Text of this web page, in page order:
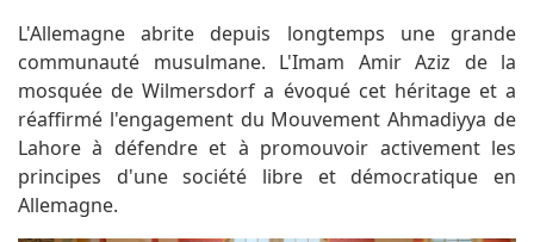
L'Allemagne abrite depuis longtemps une grande
communauté musulmane. L'Imam Amir Aziz de la
mosquée de Wilmersdorf a évoqué cet héritage et a
réaffirmé l'engagement du Mouvement Ahmadiyya de
Lahore à défendre et à promouvoir activement les
principes d'une société libre et démocratique en
Allemagne.